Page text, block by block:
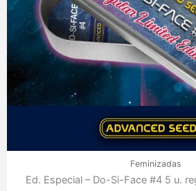
Feminizadas
Ed. Especial – Do-Si-Face #4 5 u.